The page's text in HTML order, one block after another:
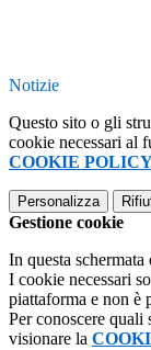
Notizie
Questo sito o gli
cookie necessari al
COOKIE
Personalizza
Gestione cookie
In questa
I cookie necessari
piattaforma e non è
Per conoscere quali
visionare la